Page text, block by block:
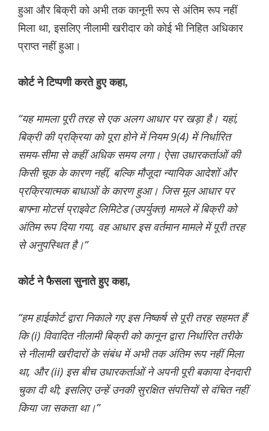
हुआ और बिक्री को अभी तक कानूनी रूप से अंतिम रूप नहीं
मिला था, इसलिए नीलामी खरीदार को कोई भी निहित अधिकार
प्राप्त नहीं हुआ।
कोर्ट ने टिप्पणी करते हुए कहा,
“यह मामला पूरी तरह से एक अलग आधार पर खड़ा है। यहां,
बिक्री की प्रक्रिया को पूरा होने में नियम 9(4) में निर्धारित
समय-सीमा से कहीं अधिक समय लगा। ऐसा उधारकर्ताओं की
किसी चूक के कारण नहीं, बल्कि मौजूदा न्यायिक आदेशों और
प्रक्रियात्मक बाधाओं के कारण हुआ। जिस मूल आधार पर
बाफ्ना मोटर्स प्राइवेट लिमिटेड (उपर्युक्त) मामले में बिक्री को
अंतिम रूप दिया गया, वह आधार इस वर्तमान मामले में पूरी तरह
से अनुपस्थित है।”
कोर्ट ने फैसला सुनाते हुए कहा,
“हम हाईकोर्ट द्वारा निकाले गए इस निष्कर्ष से पूरी तरह सहमत हैं
कि (i) विवादित नीलामी बिक्री को कानून द्वारा निर्धारित तरीके
से नीलामी खरीदारों के संबंध में अभी तक अंतिम रूप नहीं मिला
था, और (ii) इस बीच उधारकर्ताओं ने अपनी पूरी बकाया देनदारी
चुका दी थी; इसलिए उन्हें उनकी सुरक्षित संपत्तियों से वंचित नहीं
किया जा सकता था।”